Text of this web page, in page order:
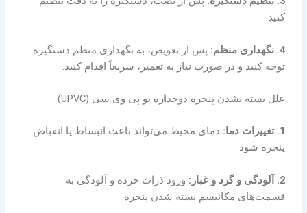
کنید.
4. نگهداری منظم:
پس از تعویض، به نگهداری منظم دستگیره
توجه کنید و در صورت نیاز به تعمیر، سریعاً اقدام کنید.
علل بسته نشدن پنجره دوجداره یو پی وی سی (UPVC)
1. تغییرات دما:
دمای محیط می‌تواند باعث انبساط یا انقباض
پنجره شود.
2. آلودگی و گرد و غبار:
ورود ذرات خرده و آلودگی به
قسمت‌های مکانیسم بسته شدن پنجره.